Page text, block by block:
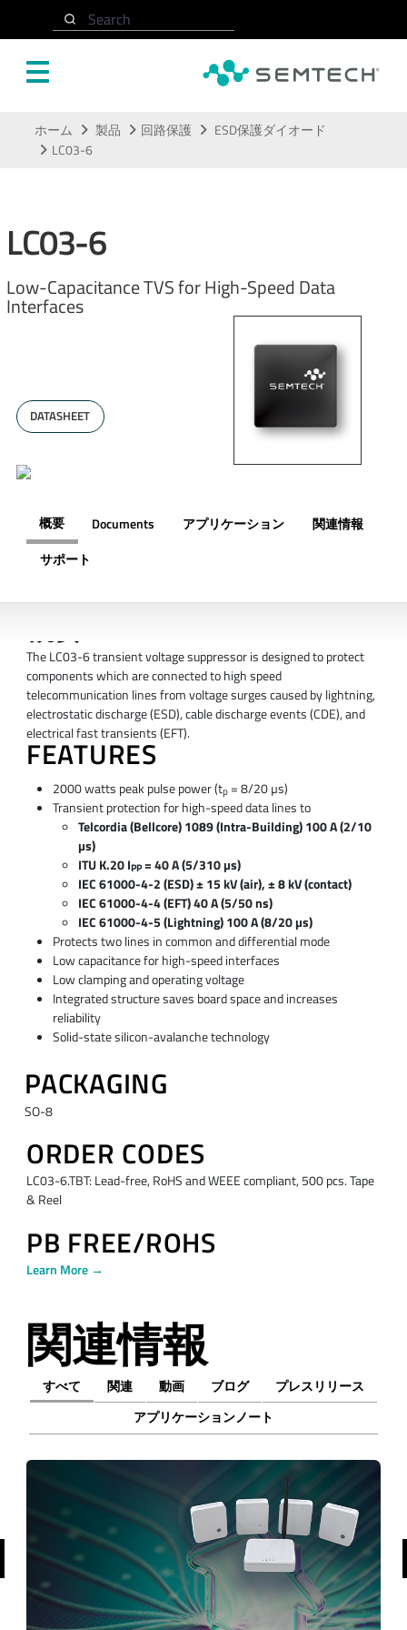
Search
ホーム 製品 回路保護
ESD保護ダイオード
LC03-6
LC03-6
Low-Capacitance TVS for High-Speed Data
Interfaces
DATASHEET
概要 Documents アプリケーション
関連情報
サポート
The LC03-6 transient voltage suppressor is designed to protect
components which are connected to high speed
telecommunication lines from voltage surges caused by lightning,
electrostatic discharge (ESD), cable discharge events (CDE), and
electrical fast transients (EFT).
FEATURES
2000 watts peak pulse power (tp= 8/20 µs)
Transient protection for high-speed data lines to
Telcordia (Bellcore) 1089 (Intra-Building) 100 A (2/10
µs)
ITU K.20 IPP= 40 A (5/310 µs)
IEC 61000-4-2 (ESD) ± 15 kV (air), ± 8 kV (contact)
IEC 61000-4-4 (EFT) 40 A (5/50 ns)
IEC 61000-4-5 (Lightning) 100 A (8/20 µs)
Protects two lines in common and differential mode
Low capacitance for high-speed interfaces
Low clamping and operating voltage
Integrated structure saves board space and increases
reliability
Solid-state silicon-avalanche technology
PACKAGING
SO-8
ORDER CODES
LC03-6.TBT: Lead-free, RoHS and WEEE compliant, 500 pcs. Tape
& Reel
PB FREE/ROHS
Learn More →
関連情報
すべて 関連 動画 ブログ
プレスリリース
アプリケーションノート